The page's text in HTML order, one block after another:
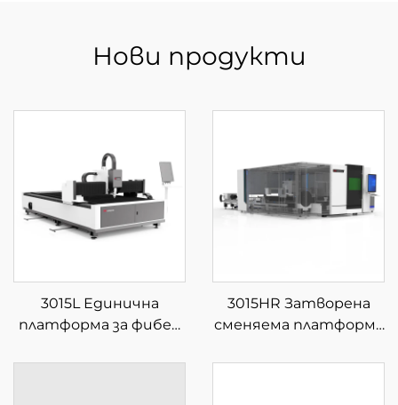
Нови продукти
3015L Единична
платформа за фибер
3015HR Затворена
сменяема платформа
лазерна рязка на